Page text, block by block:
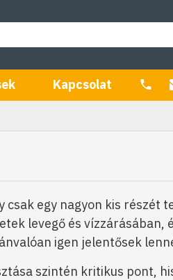
Kapcsolat
egy nagyon kis
levegő és vízzárásában,
igen jelentősek
szintén kritikus pont,